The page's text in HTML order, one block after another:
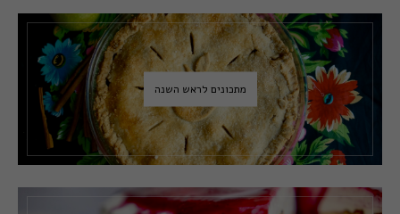
מתכונים לראש השנה